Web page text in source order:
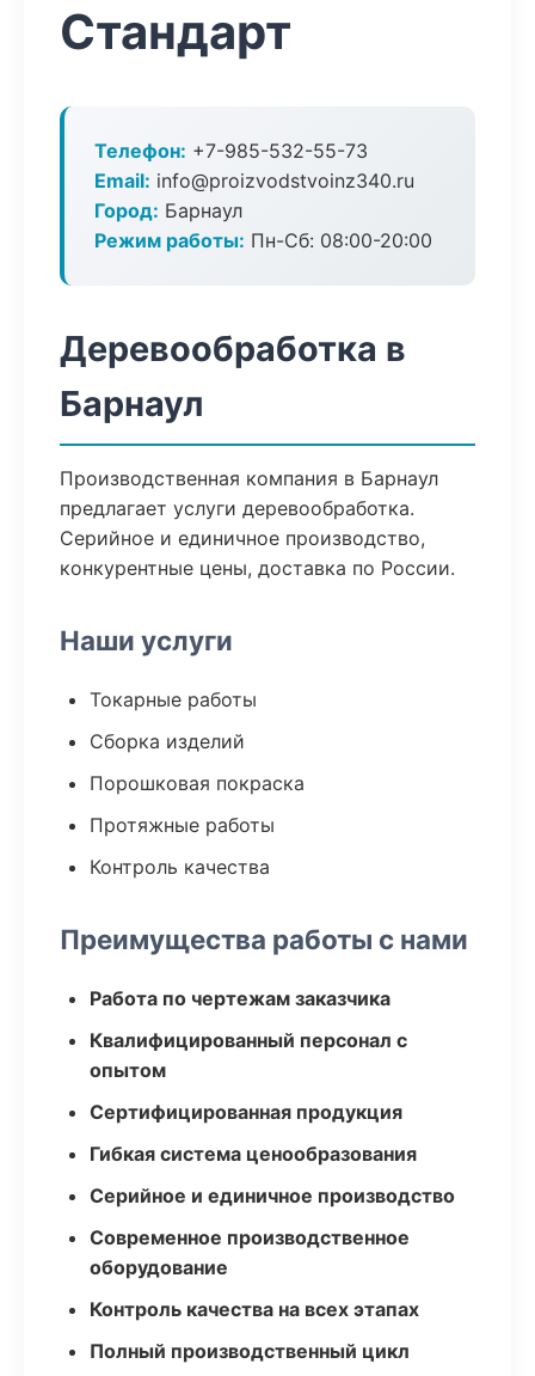
Стандарт
Телефон: +7-985-532-55-73
Email: info@proizvodstvoinz340.ru
Город: Барнаул
Режим работы: Пн-Сб: 08:00-20:00
Деревообработка в
Барнаул
Производственная компания в Барнаул
предлагает услуги деревообработка.
Серийное и единичное производство,
конкурентные цены, доставка по России.
Наши услуги
Токарные работы
Сборка изделий
Порошковая покраска
Протяжные работы
Контроль качества
Преимущества работы с нами
Работа по чертежам заказчика
Квалифицированный персонал с
опытом
Сертифицированная продукция
Гибкая система ценообразования
Серийное и единичное производство
Современное производственное
оборудование
Контроль качества на всех этапах
Полный производственный цикл